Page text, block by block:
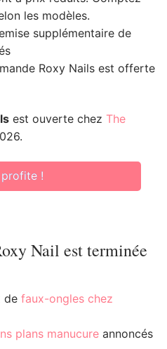
les modèles.
supplémentaire de
Roxy Nails est offerte
est ouverte chez The
!
Nail est terminée
de faux-ongles chez
plans manucure annoncés